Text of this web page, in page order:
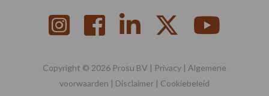
Copyright © 2026 Prosu BV | Privacy | Algemene
voorwaarden | Disclaimer | Cookiebeleid